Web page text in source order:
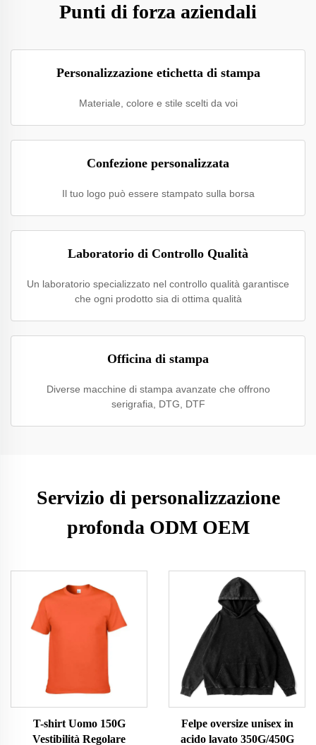
Punti di forza aziendali
Personalizzazione etichetta di stampa
Materiale, colore e stile scelti da voi
Confezione personalizzata
Il tuo logo può essere stampato sulla borsa
Laboratorio di Controllo Qualità
Un laboratorio specializzato nel controllo qualità garantisce
che ogni prodotto sia di ottima qualità
Officina di stampa
Diverse macchine di stampa avanzate che offrono
serigrafia, DTG, DTF
Servizio di personalizzazione
profonda ODM OEM
T-shirt Uomo 150G
Vestibilità Regolare
Felpe oversize unisex in
acido lavato 350G/450G